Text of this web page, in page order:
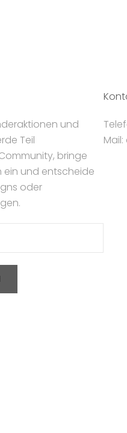
und
Teil
bringe
ein und entscheide
oder